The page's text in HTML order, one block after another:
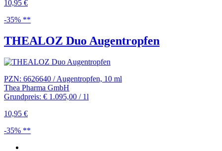
10,95 €
-35% **
THEALOZ Duo Augentropfen
PZN: 6626640 / Augentropfen, 10 ml
Thea Pharma GmbH
Grundpreis: € 1.095,00 / 1l
10,95 €
-35% **